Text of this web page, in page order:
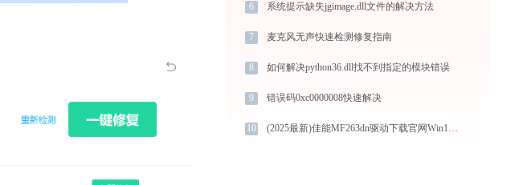
6 系统提示缺失jgimage.dll文件的解决方法
7 麦克风无声快速检测修复指南
8 如何解决python36.dll找不到指定的模块错误
9 错误码0xc0000008快速解决
10 (2025最新)佳能MF263dn驱动下载官网Win11/Win10安装教程